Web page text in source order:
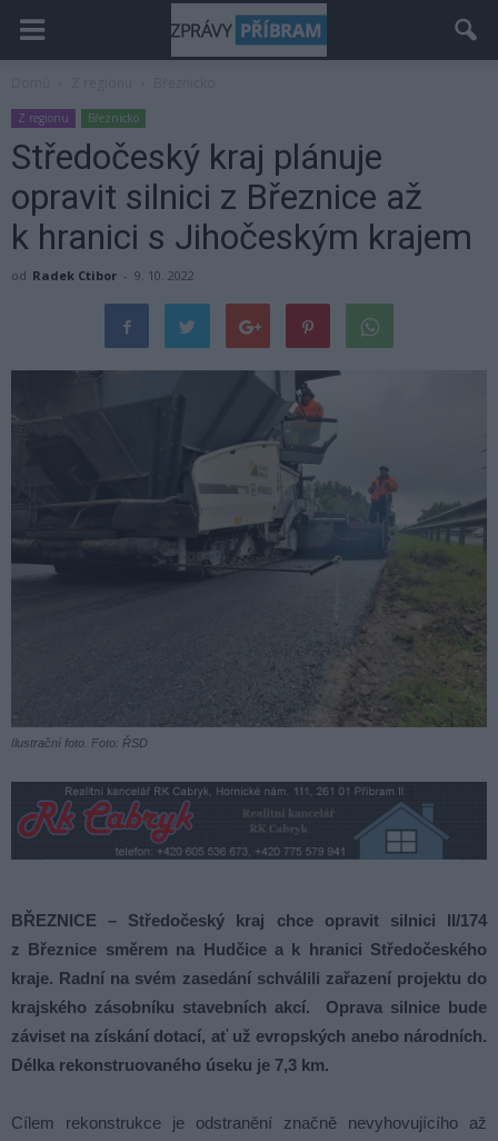
Z regionu Březnicko
Středočeský kraj plánuje
opravit silnici z Březnice až
k hranici s Jihočeským krajem
od Radek Ctibor - 9. 10. 2022
Ilustrační foto. Foto: ŘSD
BŘEZNICE – Středočeský kraj chce opravit silnici II/174
z Březnice směrem na Hudčice a k hranici Středočeského
kraje. Radní na svém zasedání schválili zařazení projektu do
krajského zásobníku stavebních akcí. Oprava silnice bude
záviset na získání dotací, ať už evropských anebo národních.
Délka rekonstruovaného úseku je 7,3 km.
Cílem rekonstrukce je odstranění značně nevyhovujícího až